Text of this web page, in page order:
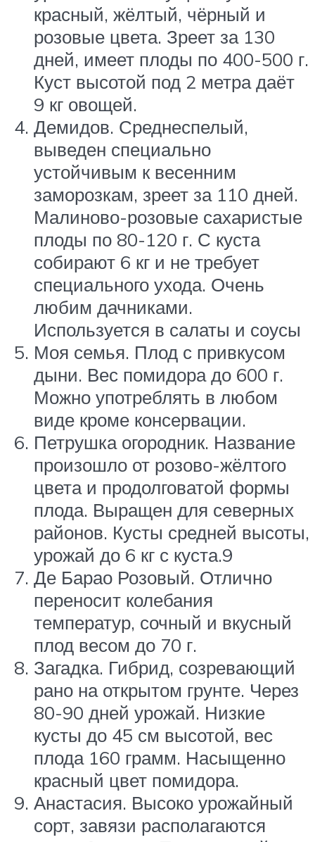
красный, жёлтый, чёрный и
розовые цвета. Зреет за 130
дней, имеет плоды по 400-500 г.
Куст высотой под 2 метра даёт
9 кг овощей.
Демидов. Среднеспелый,
выведен специально
устойчивым к весенним
заморозкам, зреет за 110 дней.
Малиново-розовые сахаристые
плоды по 80-120 г. С куста
собирают 6 кг и не требует
специального ухода. Очень
любим дачниками.
Используется в салаты и соусы
Моя семья. Плод с привкусом
дыни. Вес помидора до 600 г.
Можно употреблять в любом
виде кроме консервации.
Петрушка огородник. Название
произошло от розово-жёлтого
цвета и продолговатой формы
плода. Выращен для северных
районов. Кусты средней высоты,
урожай до 6 кг с куста.9
Де Барао Розовый. Отлично
переносит колебания
температур, сочный и вкусный
плод весом до 70 г.
Загадка. Гибрид, созревающий
рано на открытом грунте. Через
80-90 дней урожай. Низкие
кусты до 45 см высотой, вес
плода 160 грамм. Насыщенно
красный цвет помидора.
Анастасия. Высоко урожайный
сорт, завязи располагаются